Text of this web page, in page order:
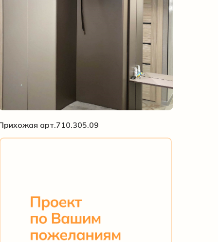
арт.710.305.09